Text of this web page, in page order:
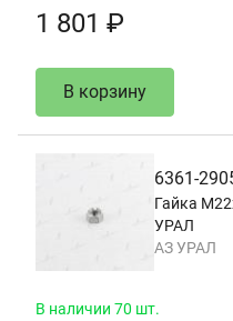
1 801 ₽
В корзину
6361-
Гайка
УРАЛ
АЗ УРАЛ
В наличии 70 шт.